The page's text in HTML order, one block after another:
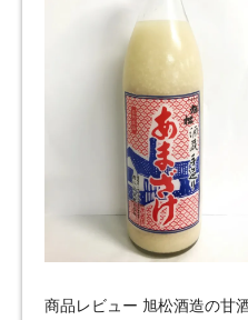
商品レビュー 旭松酒造の甘